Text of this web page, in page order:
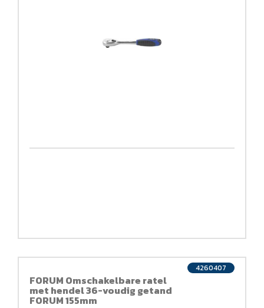
FORUM Omschakelbare ratel
met hendel 36-voudig getand
FORUM 155mm
4260407